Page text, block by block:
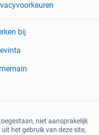
bij
niet aansprakelijk
het gebruik van deze site,